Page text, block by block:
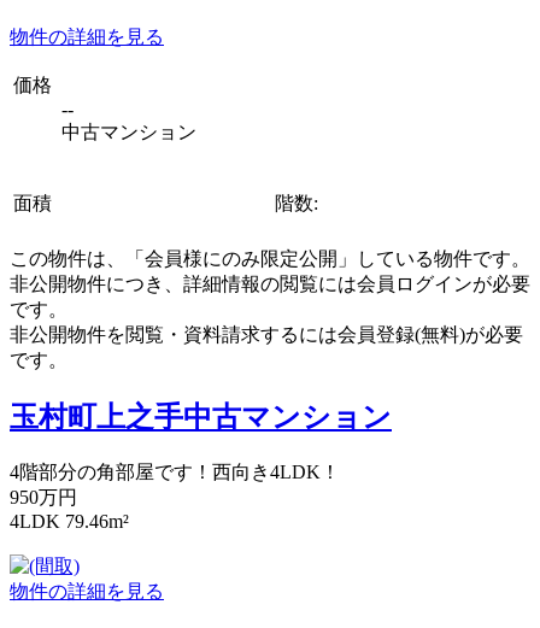
物件の詳細を見る
価格
--
中古マンション
面積 階数:
この物件は、「会員様にのみ限定公開」している物件です。
非公開物件につき、詳細情報の閲覧には会員ログインが必要
です。
非公開物件を閲覧・資料請求するには会員登録(無料)が必要
です。
玉村町上之手中古マンション
4階部分の角部屋です！西向き4LDK！
950万円
4LDK 79.46m²
物件の詳細を見る